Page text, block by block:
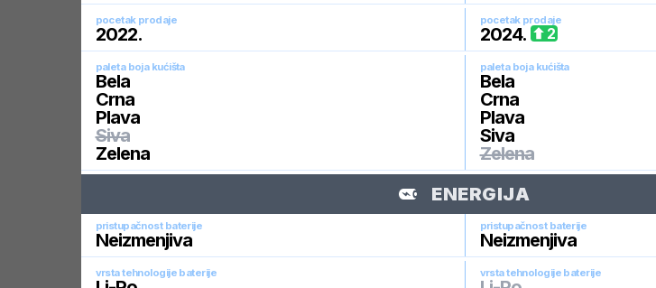
pocetak prodaje
2022.
pocetak prodaje
2024. 2
paleta boja kućišta
Bela
Crna
Plava
Siva
Zelena
paleta boja kućišta
Bela
Crna
Plava
Siva
Zelena
ENERGIJA
pristupačnost baterije
Neizmenjiva
pristupačnost baterije
Neizmenjiva
vrsta tehnologije baterije vrsta tehnologije baterije